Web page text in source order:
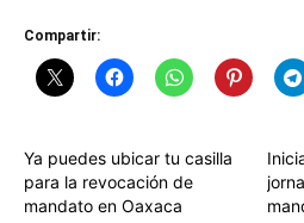
Compartir:
Ya puedes ubicar tu casilla
para la revocación de
mandato en Oaxaca